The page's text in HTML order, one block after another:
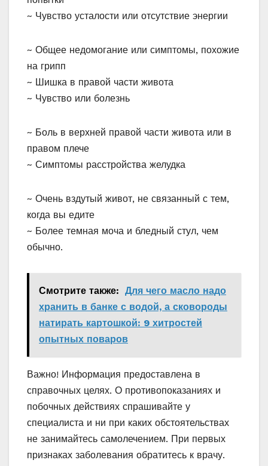
~ Чувство усталости или отсутствие энергии
~ Общее недомогание или симптомы, похожие
на грипп
~ Шишка в правой части живота
~ Чувство или болезнь
~ Боль в верхней правой части живота или в
правом плече
~ Симптомы расстройства желудка
~ Очень вздутый живот, не связанный с тем,
когда вы едите
~ Более темная моча и бледный стул, чем
обычно.
Смотрите также: Для чего масло надо
хранить в банке с водой, а сковороды
натирать картошкой: 9 хитростей
опытных поваров
Важно! Информация предоставлена в
справочных целях. О противопоказаниях и
побочных действиях спрашивайте у
специалиста и ни при каких обстоятельствах
не занимайтесь самолечением. При первых
признаках заболевания обратитесь к врачу.